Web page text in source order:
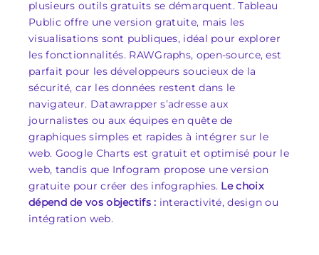
plusieurs outils gratuits se démarquent. Tableau
Public offre une version gratuite, mais les
visualisations sont publiques, idéal pour explorer
les fonctionnalités. RAWGraphs, open-source, est
parfait pour les développeurs soucieux de la
sécurité, car les données restent dans le
navigateur. Datawrapper s’adresse aux
journalistes ou aux équipes en quête de
graphiques simples et rapides à intégrer sur le
web. Google Charts est gratuit et optimisé pour le
web, tandis que Infogram propose une version
gratuite pour créer des infographies. Le choix
dépend de vos objectifs : interactivité, design ou
intégration web.